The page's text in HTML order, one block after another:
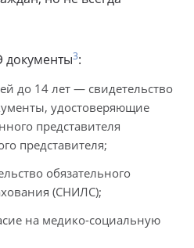
3:
до 14 лет — свидетельство
удостоверяющие
представителя
представителя;
обязательного
(СНИЛС);
на медико-социальную